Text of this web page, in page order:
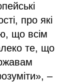
про які
що всім
те, що
–